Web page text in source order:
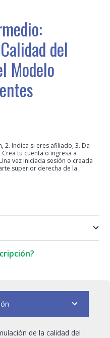
del
Modelo
2. Indica si eres afiliado, 3. Da
tu cuenta o ingresa a
vez iniciada sesión o creada
superior derecha de la
de la calidad del